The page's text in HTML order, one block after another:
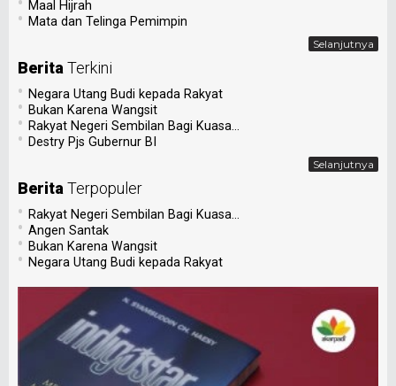
Maal Hijrah
• Mata dan Telinga Pemimpin
Selanjutnya
Berita Terkini
• Negara Utang Budi kepada Rakyat
• Bukan Karena Wangsit
• Rakyat Negeri Sembilan Bagi Kuasa...
• Destry Pjs Gubernur BI
Selanjutnya
Berita Terpopuler
• Rakyat Negeri Sembilan Bagi Kuasa...
• Angen Santak
• Bukan Karena Wangsit
• Negara Utang Budi kepada Rakyat